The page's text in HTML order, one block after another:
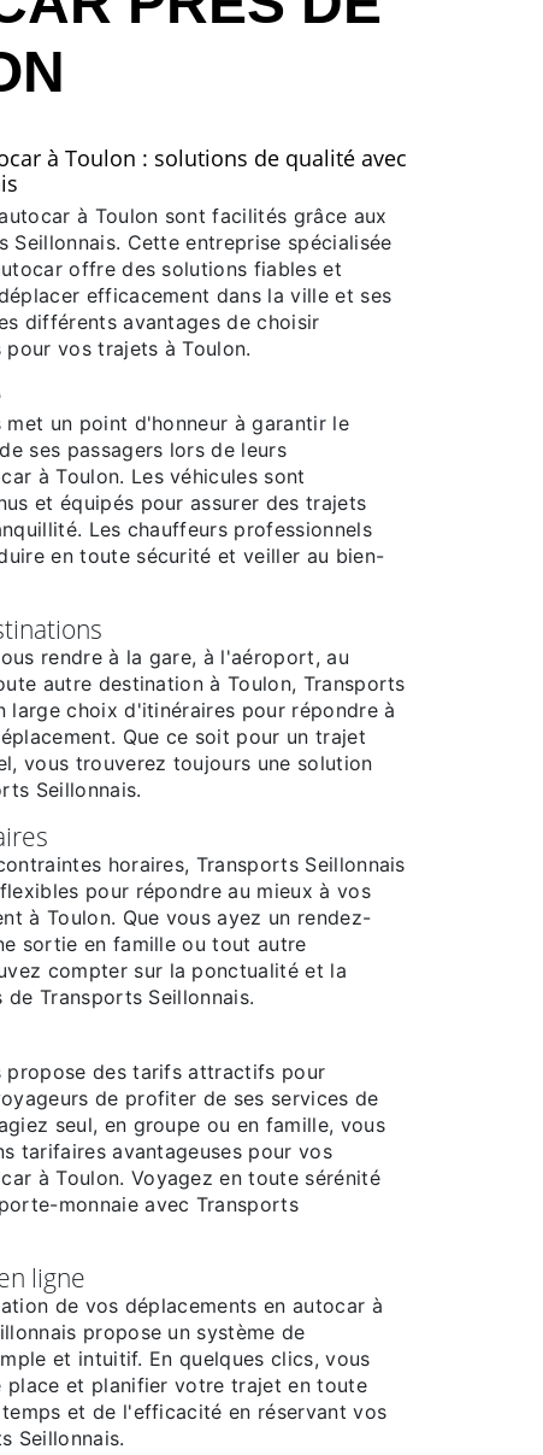
à Toulon : solutions de qualité avec
à Toulon sont facilités grâce aux
Seillonnais. Cette entreprise spécialisée
offre des solutions fiables et
efficacement dans la ville et ses
différents avantages de choisir
vos trajets à Toulon.
met un point d'honneur à garantir le
ses passagers lors de leurs
à Toulon. Les véhicules sont
et équipés pour assurer des trajets
Les chauffeurs professionnels
en toute sécurité et veiller au bien-
rendre à la gare, à l'aéroport, au
autre destination à Toulon, Transports
large choix d'itinéraires pour répondre à
Que ce soit pour un trajet
vous trouverez toujours une solution
Seillonnais.
horaires, Transports Seillonnais
pour répondre au mieux à vos
à Toulon. Que vous ayez un rendez-
sortie en famille ou tout autre
compter sur la ponctualité et la
Transports Seillonnais.
propose des tarifs attractifs pour
de profiter de ses services de
seul, en groupe ou en famille, vous
tarifaires avantageuses pour vos
à Toulon. Voyagez en toute sérénité
monnaie avec Transports
ligne
de vos déplacements en autocar à
propose un système de
et intuitif. En quelques clics, vous
place et planifier votre trajet en toute
et de l'efficacité en réservant vos
Seillonnais.